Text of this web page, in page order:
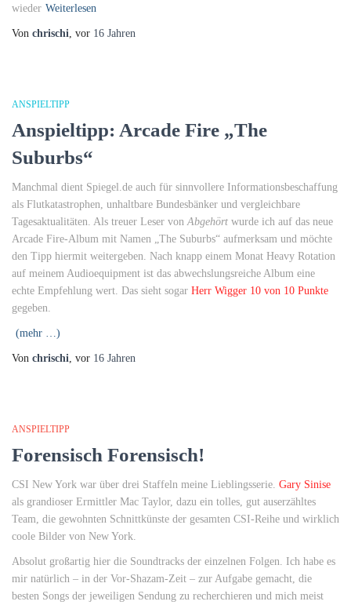
wieder Weiterlesen
Von chrischi, vor 16 Jahren
ANSPIELTIPP
Anspieltipp: Arcade Fire „The
Suburbs“
Manchmal dient Spiegel.de auch für sinnvollere Informationsbeschaffung
als Flutkatastrophen, unhaltbare Bundesbänker und vergleichbare
Tagesaktualitäten. Als treuer Leser vonAbgehört wurde ich auf das neue
Arcade Fire-Album mit Namen „The Suburbs“ aufmerksam und möchte
den Tipp hiermit weitergeben. Nach knapp einem Monat Heavy Rotation
auf meinem Audioequipment ist das abwechslungsreiche Album eine
echte Empfehlung wert. Das sieht sogar Herr Wigger 10 von 10 Punkte
gegeben.
(mehr …)
Von chrischi, vor 16 Jahren
ANSPIELTIPP
Forensisch Forensisch!
CSI New York war über drei Staffeln meine Lieblingsserie. Gary Sinise
als grandioser Ermittler Mac Taylor, dazu ein tolles, gut auserzähltes
Team, die gewohnten Schnittkünste der gesamten CSI-Reihe und wirklich
coole Bilder von New York.
Absolut großartig hier die Soundtracks der einzelnen Folgen. Ich habe es
mir natürlich – in der Vor-Shazam-Zeit – zur Aufgabe gemacht, die
besten Songs der jeweiligen Sendung zu recherchieren und mich meist